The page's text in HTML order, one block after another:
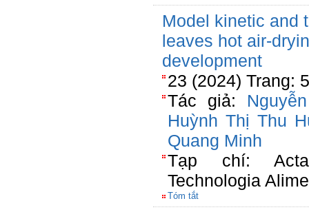
Model kinetic and
leaves hot air-
development
23 (2024) Trang:
Tác giả:
Huỳnh Thị Thu
Quang Minh
Tạp chí: Acta
Technologia
Tóm tắt